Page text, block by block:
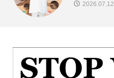
2026.07.12